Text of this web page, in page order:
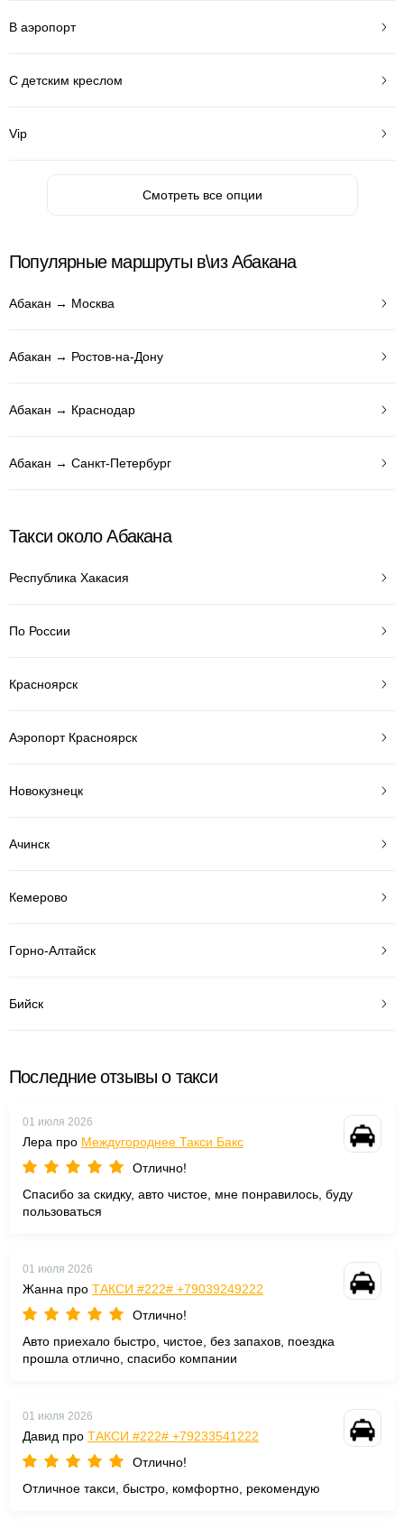
В аэропорт
С детским креслом
Vip
Смотреть все опции
Популярные маршруты в\из Абакана
Абакан → Москва
Абакан → Ростов-на-Дону
Абакан → Краснодар
Абакан → Санкт-Петербург
Такси около Абакана
Республика Хакасия
По России
Красноярск
Аэропорт Красноярск
Новокузнецк
Ачинск
Кемерово
Горно-Алтайск
Бийск
Последние отзывы о такси
01 июля 2026
Лера про Междугороднее Такси Бакс
Отлично!
Спасибо за скидку, авто чистое, мне понравилось, буду
пользоваться
01 июля 2026
Жанна про ТАКСИ #222# +79039249222
Отлично!
Авто приехало быстро, чистое, без запахов, поездка
прошла отлично, спасибо компании
01 июля 2026
Давид про ТАКСИ #222# +79233541222
Отлично!
Отличное такси, быстро, комфортно, рекомендую